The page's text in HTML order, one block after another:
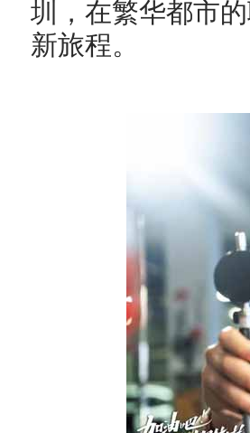
圳，在繁华都市
新旅程。